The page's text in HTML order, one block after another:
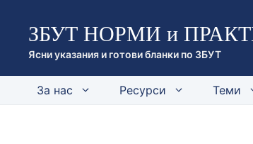
съдържанието
ЗБУТ НОРМИ и
Ясни указания и готови бланки по ЗБУТ
За нас Ресурси Теми